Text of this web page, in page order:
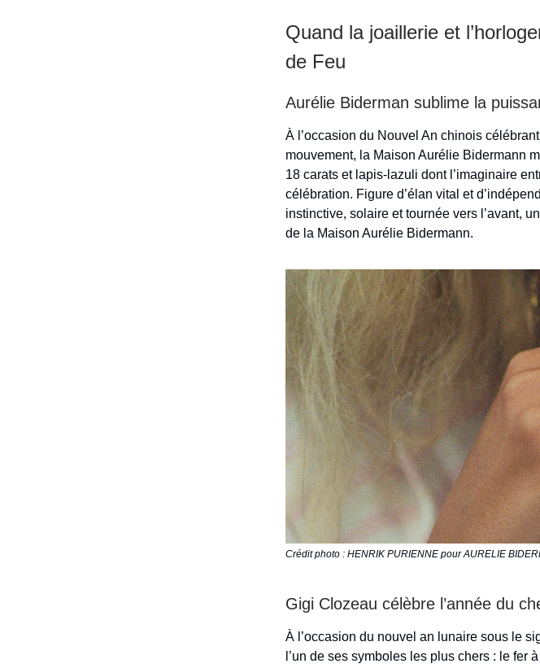
Quand la joaillerie et
de Feu
Aurélie Biderman sublime la
À l’occasion du Nouvel An chinois
mouvement, la Maison Aurélie Bidermann
18 carats et lapis-lazuli dont l’imaginaire
célébration. Figure d’élan vital et
instinctive, solaire et tournée vers l’avant,
de la Maison Aurélie Bidermann.
Crédit photo : HENRIK PURIENNE pour AURELIE
Gigi Clozeau célèbre l’année du
À l’occasion du nouvel an lunaire sous le
l’un de ses symboles les plus chers : le fer